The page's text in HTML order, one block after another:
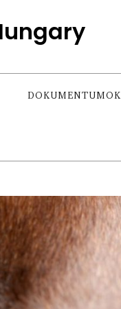
DOKUMENTUMOK